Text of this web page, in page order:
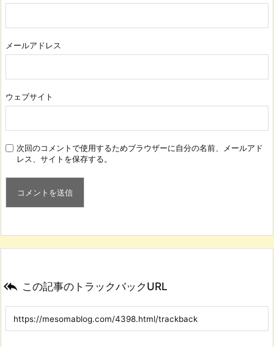
メールアドレス
ウェブサイト
次回のコメントで使用するためブラウザーに自分の名前、メールアド
レス、サイトを保存する。
 この記事のトラックバックURL